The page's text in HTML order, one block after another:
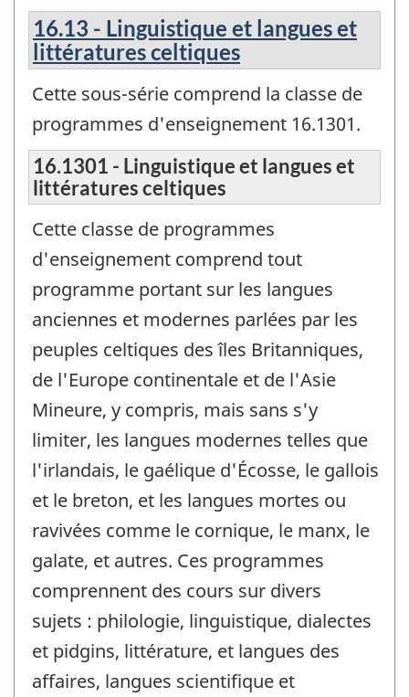
16.13 - Linguistique et langues et
littératures celtiques
Cette sous-série comprend la classe de
programmes d'enseignement 16.1301.
16.1301 - Linguistique et langues et
littératures celtiques
Cette classe de programmes
d'enseignement comprend tout
programme portant sur les langues
anciennes et modernes parlées par les
peuples celtiques des îles Britanniques,
de l'Europe continentale et de l'Asie
Mineure, y compris, mais sans s'y
limiter, les langues modernes telles que
l'irlandais, le gaélique d'Écosse, le gallois
et le breton, et les langues mortes ou
ravivées comme le cornique, le manx, le
galate, et autres. Ces programmes
comprennent des cours sur divers
sujets : philologie, linguistique, dialectes
et pidgins, littérature, et langues des
affaires, langues scientifique et